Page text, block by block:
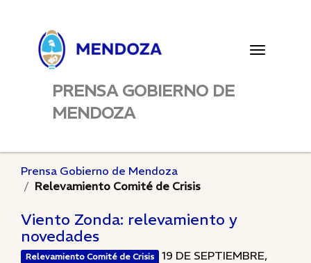
Toggle
PRENSA GOBIERNO DE
MENDOZA
Prensa Gobierno de Mendoza
Relevamiento Comité de Crisis
Viento Zonda: relevamiento y
novedades
Relevamiento Comité de Crisis
19 DE SEPTIEMBRE,